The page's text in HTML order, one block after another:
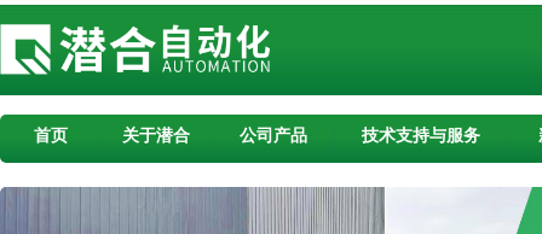
首页 关于潜合 公司产品 技术支持与服务